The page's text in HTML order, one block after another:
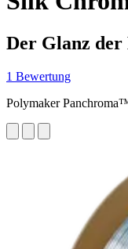
Der Glanz der
1 Bewertung
Polymaker